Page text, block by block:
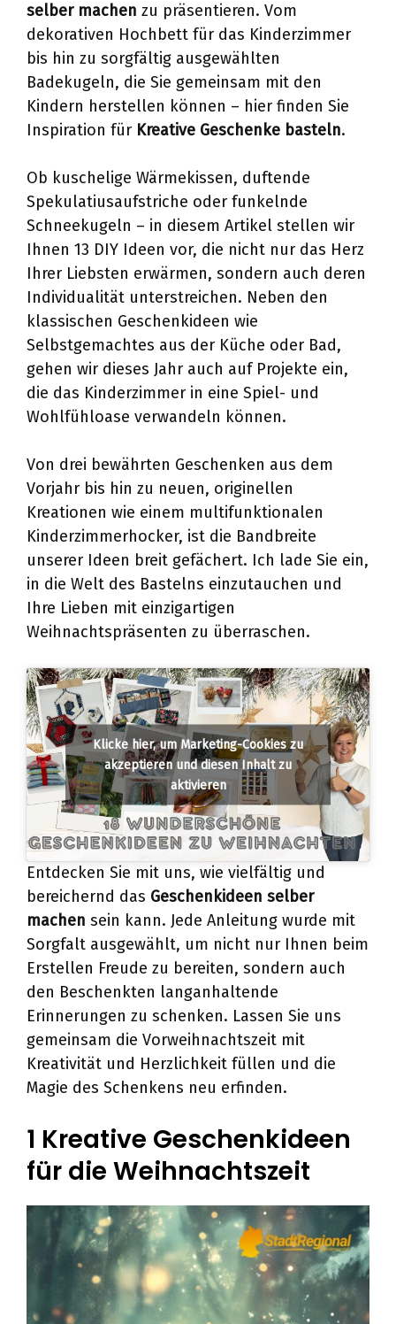
selber machen zu präsentieren. Vom
dekorativen Hochbett für das Kinderzimmer
bis hin zu sorgfältig ausgewählten
Badekugeln, die Sie gemeinsam mit den
Kindern herstellen können – hier finden Sie
Inspiration für Kreative Geschenke basteln.
Ob kuschelige Wärmekissen, duftende
Spekulatiusaufstriche oder funkelnde
Schneekugeln – in diesem Artikel stellen wir
Ihnen 13 DIY Ideen vor, die nicht nur das Herz
Ihrer Liebsten erwärmen, sondern auch deren
Individualität unterstreichen. Neben den
klassischen Geschenkideen wie
Selbstgemachtes aus der Küche oder Bad,
gehen wir dieses Jahr auch auf Projekte ein,
die das Kinderzimmer in eine Spiel- und
Wohlfühloase verwandeln können.
Von drei bewährten Geschenken aus dem
Vorjahr bis hin zu neuen, originellen
Kreationen wie einem multifunktionalen
Kinderzimmerhocker, ist die Bandbreite
unserer Ideen breit gefächert. Ich lade Sie ein,
in die Welt des Bastelns einzutauchen und
Ihre Lieben mit einzigartigen
Weihnachtspräsenten zu überraschen.
Klicke hier, um Marketing-Cookies zu
akzeptieren und diesen Inhalt zu
aktivieren
Entdecken Sie mit uns, wie vielfältig und
bereichernd das Geschenkideen selber
machen sein kann. Jede Anleitung wurde mit
Sorgfalt ausgewählt, um nicht nur Ihnen beim
Erstellen Freude zu bereiten, sondern auch
den Beschenkten langanhaltende
Erinnerungen zu schenken. Lassen Sie uns
gemeinsam die Vorweihnachtszeit mit
Kreativität und Herzlichkeit füllen und die
Magie des Schenkens neu erfinden.
1 Kreative Geschenkideen
für die Weihnachtszeit